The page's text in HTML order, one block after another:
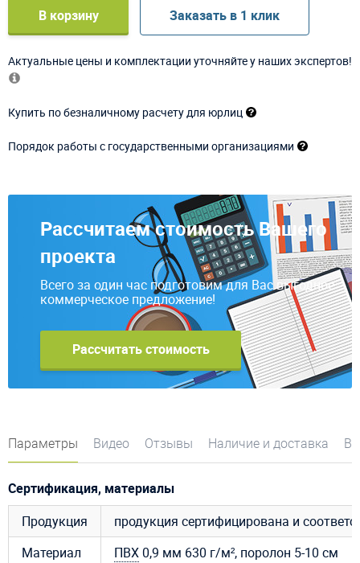
В корзину Заказать в 1 клик
Актуальные цены и комплектации уточняйте у наших экспертов!
Купить по безналичному расчету для юрлиц
Порядок работы с государственными организациями
Рассчитаем стоимость Вашего
проекта
Всего за один час подготовим для Вас выгодное
коммерческое предложение!
Рассчитать стоимость
Параметры Видео Отзывы Наличие и доставка
Сертификация, материалы
Продукция
продукция сертифицирована и
Материал
ПВХ0,9 мм 630 г/м², поролон 5-10 см